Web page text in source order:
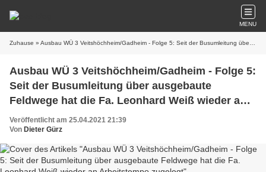
MENU
Zuhause » Ausbau WÜ 3 Veitshöchheim/Gadheim - Folge 5: Seit der Busumleitung über ausgebaute Feldwege hat die Fa. Leonhard Weiß wieder an Arbeitstempo zugelegt
Ausbau WÜ 3 Veitshöchheim/Gadheim - Folge 5:
Seit der Busumleitung über ausgebaute
Feldwege hat die Fa. Leonhard Weiß wieder an
Arbeitstempo zugelegt
Veröffentlicht am 25.04.2021 21:39
Von Dieter Gürz